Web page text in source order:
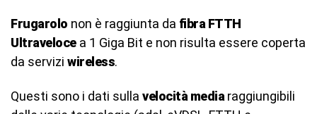
Frugarolo non è raggiunta da fibra FTTH
Ultravelocea 1 Giga Bit e non risulta essere coperta
da servizi wireless.
Questi sono i dati sulla velocità media raggiungibili